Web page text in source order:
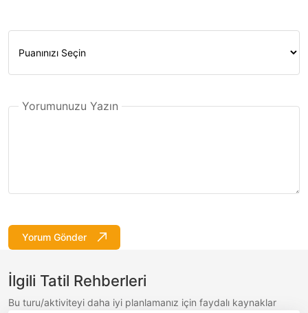
Yorumunuzu Yazın
Yorum Gönder
İlgili Tatil Rehberleri
Bu turu/aktiviteyi daha iyi planlamanız için faydalı kaynaklar